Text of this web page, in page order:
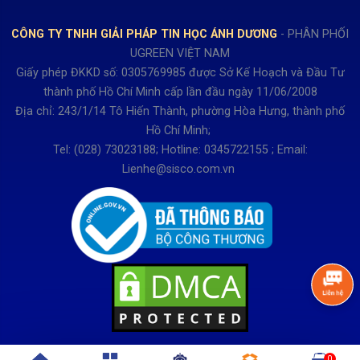
Thời gian làm việc từ Thứ 2- Thứ 7
Buổi chiều từ 13h15 đến 17h30
Thứ 7 làm đến 15h30 chiều.
CÔNG TY TNHH GIẢI PHÁP TIN HỌC ÁNH DƯƠNG - PHÂN PHỐI
UGREEN VIỆT NAM
Giấy phép ĐKKD số: 0305769985 được Sở Kế Hoạch và Đầu Tư
thành phố Hồ Chí Minh cấp lần đầu ngày 11/06/2008
Địa chỉ: 243/1/14 Tô Hiến Thành, phường Hòa Hưng, thành phố
Hồ Chí Minh;
Tel: (028) 73023188; Hotline: 0345722155 ; Email:
Lienhe@sisco.com.vn